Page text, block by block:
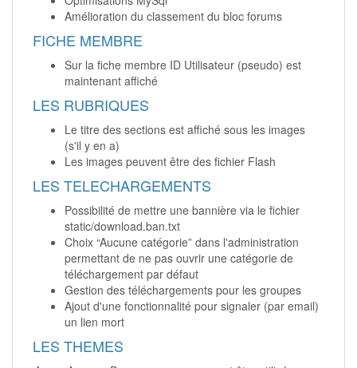
Amélioration du classement du bloc forums
FICHE MEMBRE
Sur la fiche membre ID Utilisateur (pseudo) est
maintenant affiché
LES RUBRIQUES
Le titre des sections est affiché sous les images
(s'il y en a)
Les images peuvent être des fichier Flash
LES TELECHARGEMENTS
Possibilité de mettre une bannière via le fichier
static/download.ban.txt
Choix “Aucune catégorie” dans l'administration
permettant de ne pas ouvrir une catégorie de
téléchargement par défaut
Gestion des téléchargements pour les groupes
Ajout d'une fonctionnalité pour signaler (par email)
un lien mort
LES THEMES